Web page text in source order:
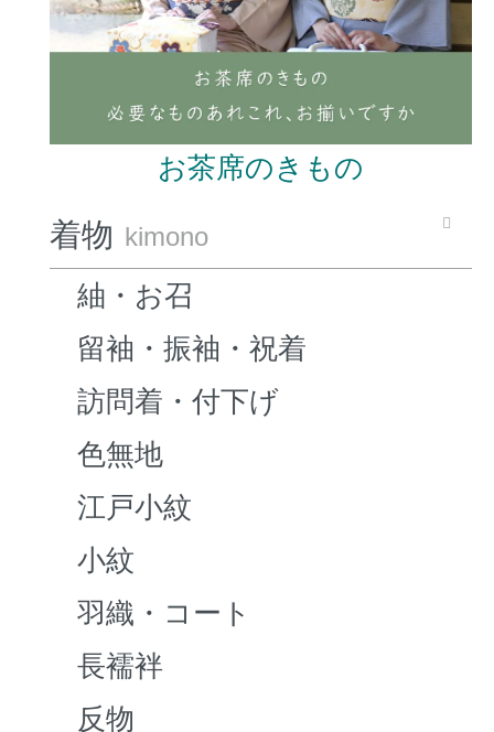
お茶席のきもの
着物 kimono
紬・お召
留袖・振袖・祝着
訪問着・付下げ
色無地
江戸小紋
小紋
羽織・コート
長襦袢
反物